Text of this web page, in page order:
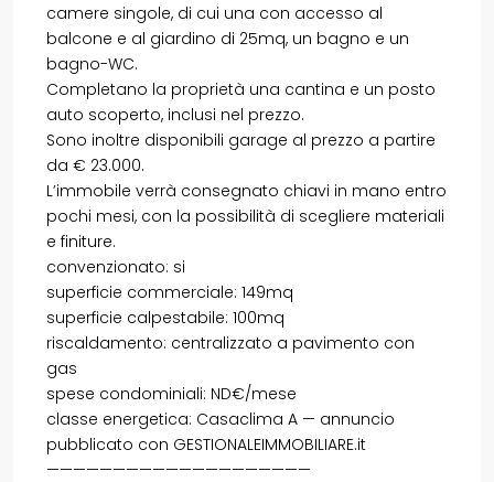
camere singole, di cui una con accesso al
balcone e al giardino di 25mq, un bagno e un
bagno-WC.
Completano la proprietà una cantina e un posto
auto scoperto, inclusi nel prezzo.
Sono inoltre disponibili garage al prezzo a partire
da € 23.000.
L’immobile verrà consegnato chiavi in mano entro
pochi mesi, con la possibilità di scegliere materiali
e finiture.
convenzionato: si
superficie commerciale: 149mq
superficie calpestabile: 100mq
riscaldamento: centralizzato a pavimento con
gas
spese condominiali: ND€/mese
classe energetica: Casaclima A — annuncio
pubblicato con GESTIONALEIMMOBILIARE.it
————————————————————